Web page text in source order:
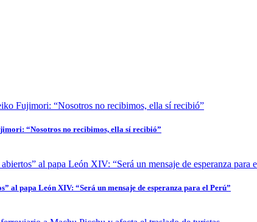
“Nosotros no recibimos, ella sí recibió”
al papa León XIV: “Será un mensaje de esperanza para el Perú”